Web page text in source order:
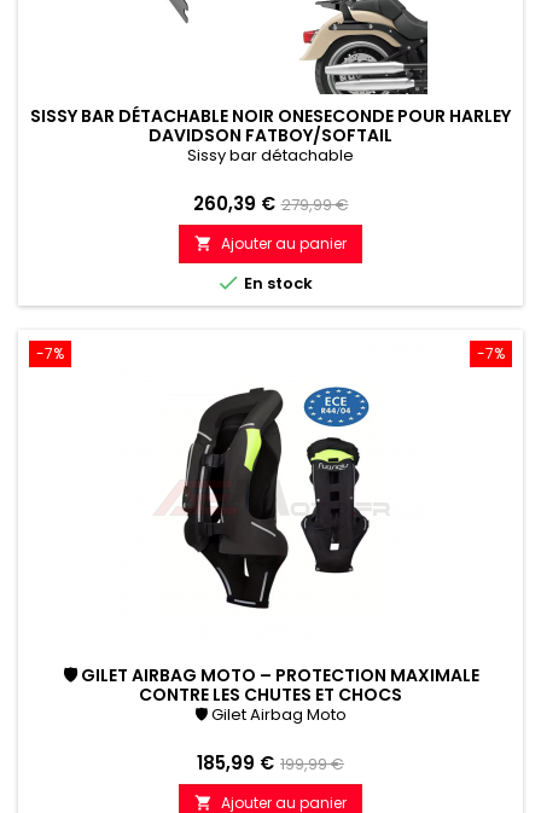
SISSY BAR DÉTACHABLE NOIR ONESECONDE POUR HARLEY
DAVIDSON FATBOY/SOFTAIL
Sissy bar détachable
Prix
260,39 € Prix
de
référence
279,99 €
 Ajouter au panier
 En stock
-7%
-7%
🛡 GILET AIRBAG MOTO – PROTECTION MAXIMALE
CONTRE LES CHUTES ET CHOCS
🛡 Gilet Airbag Moto
Prix
185,99 € Prix
de
199,99 €
 Ajouter au panier